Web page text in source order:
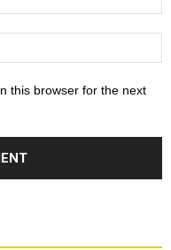
this browser for the next